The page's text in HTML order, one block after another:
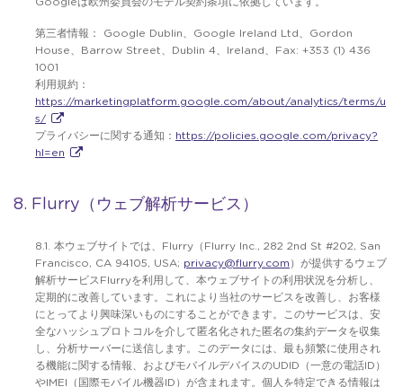
第三者情報： Google Dublin、Google Ireland Ltd、Gordon
House、Barrow Street、Dublin 4、Ireland、Fax: +353 (1) 436
1001
利用規約：
https://marketingplatform.google.com/about/analytics/terms/u
s/
プライバシーに関する通知： https://policies.google.com/privacy?
hl=en
8. Flurry（ウェブ解析サービス）
8.1. 本ウェブサイトでは、Flurry（Flurry Inc., 282 2nd St #202, San
Francisco, CA 94105, USA; privacy@flurry.com ）が提供するウェブ
解析サービスFlurryを利用して、本ウェブサイトの利用状況を分析し、
定期的に改善しています。これにより当社のサービスを改善し、お客様
にとってより興味深いものにすることができます。このサービスは、安
全なハッシュプロトコルを介して匿名化された匿名の集約データを収集
し、分析サーバーに送信します。このデータには、最も頻繁に使用され
る機能に関する情報、およびモバイルデバイスのUDID（一意の電話ID）
やIMEI（国際モバイル機器ID）が含まれます。個人を特定できる情報は